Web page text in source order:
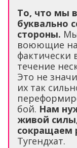
То, что мы
буквально
стороны.
воюющие
фактически
течение
Это не
их так
бой. Нам
живой
сокращаем
Тугендхат.